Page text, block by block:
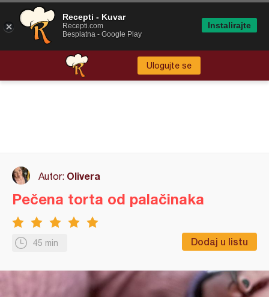
Ulogujte se
Autor: Olivera
45 min Dodaj u listu
Pečena torta od palačinaka
Recepti - Kuvar
Recepti.com
Besplatna - Google Play
Instalirajte